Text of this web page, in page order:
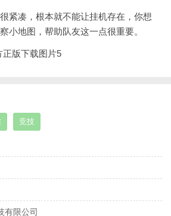
紧凑，根本就不能让挂机存在，你想
小地图，帮助队友这一点很重要。
竞技
有限公司